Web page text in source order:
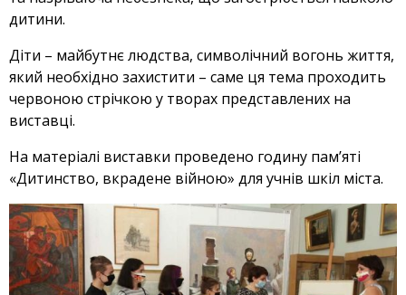
дитини.
Діти – майбутнє людства, символічний вогонь життя,
який необхідно захистити – саме ця тема проходить
червоною стрічкою у творах представлених на
виставці.
На матеріалі виставки проведено годину пам’яті
«Дитинство, вкрадене війною» для учнів шкіл міста.